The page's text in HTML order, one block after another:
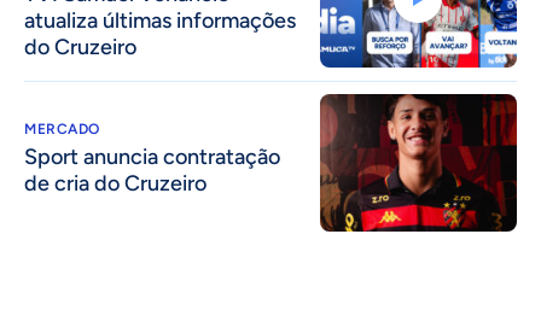
atualiza últimas informações
do Cruzeiro
MERCADO
Sport anuncia contratação
de cria do Cruzeiro